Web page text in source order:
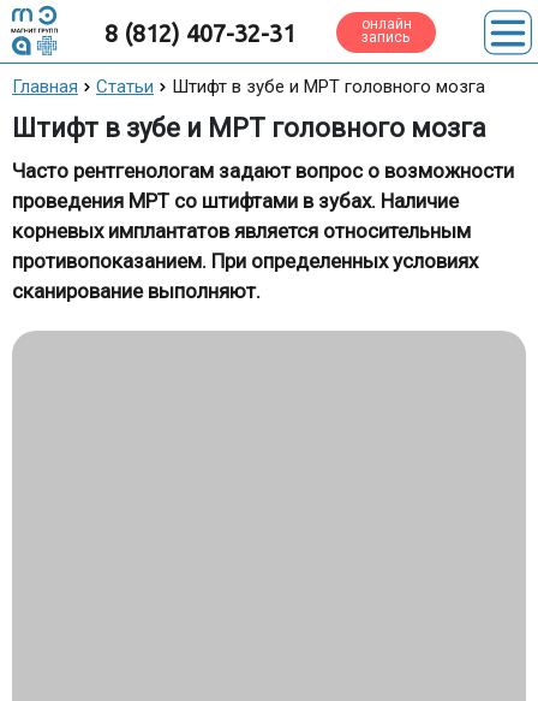
8 (812) 407-32-31 онлайн
запись
Главная Статьи Штифт в зубе и МРТ головного мозга
Штифт в зубе и МРТ головного мозга
Часто рентгенологам задают вопрос о возможности
проведения МРТ со штифтами в зубах. Наличие
корневых имплантатов является относительным
противопоказанием. При определенных условиях
сканирование выполняют.